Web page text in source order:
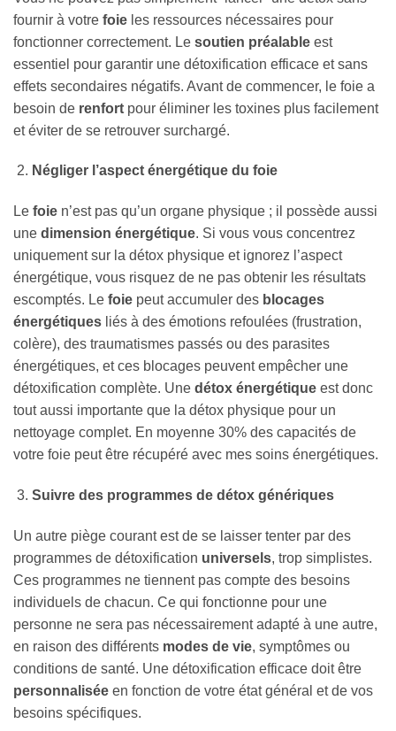
fournir à votre foie les ressources nécessaires pour
fonctionner correctement. Le soutien préalable est
essentiel pour garantir une détoxification efficace et sans
effets secondaires négatifs. Avant de commencer, le foie a
besoin de renfort pour éliminer les toxines plus facilement
et éviter de se retrouver surchargé.
Négliger l’aspect énergétique du foie
Le foie n’est pas qu’un organe physique ; il possède aussi
une dimension énergétique. Si vous vous concentrez
uniquement sur la détox physique et ignorez l’aspect
énergétique, vous risquez de ne pas obtenir les résultats
escomptés. Le foie peut accumuler des blocages
énergétiques liés à des émotions refoulées (frustration,
colère), des traumatismes passés ou des parasites
énergétiques, et ces blocages peuvent empêcher une
détoxification complète. Une détox énergétique est donc
tout aussi importante que la détox physique pour un
nettoyage complet. En moyenne 30% des capacités de
votre foie peut être récupéré avec mes soins énergétiques.
Suivre des programmes de détox génériques
Un autre piège courant est de se laisser tenter par des
programmes de détoxification universels, trop simplistes.
Ces programmes ne tiennent pas compte des besoins
individuels de chacun. Ce qui fonctionne pour une
personne ne sera pas nécessairement adapté à une autre,
en raison des différents modes de vie, symptômes ou
conditions de santé. Une détoxification efficace doit être
personnalisée en fonction de votre état général et de vos
besoins spécifiques.